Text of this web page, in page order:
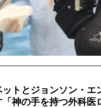
トとジョンソン・エ
神の手を持つ外科医